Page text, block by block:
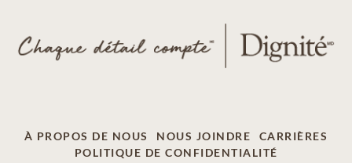
À PROPOS DE NOUS NOUS JOINDRE
CARRIÈRES
POLITIQUE DE CONFIDENTIALITÉ